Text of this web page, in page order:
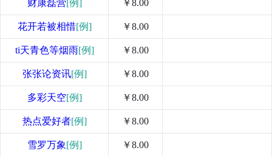
财康磊营[例] ￥8.00
花开若被相惜[例] ￥8.00
ti天青色等烟雨[例] ￥8.00
张张论资讯[例] ￥8.00
多彩天空[例] ￥8.00
热点爱好者[例] ￥8.00
雪罗万象[例] ￥8.00